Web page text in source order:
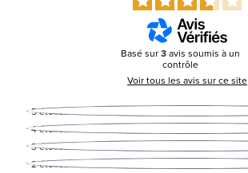
Basé sur3 avis soumis à un
contrôle
Voir tous les avis sur ce site
5étoiles
4étoiles
3étoiles
2étoiles